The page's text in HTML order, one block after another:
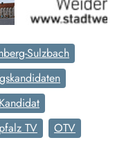
Sulzbach
Kandidat
TV
OTV